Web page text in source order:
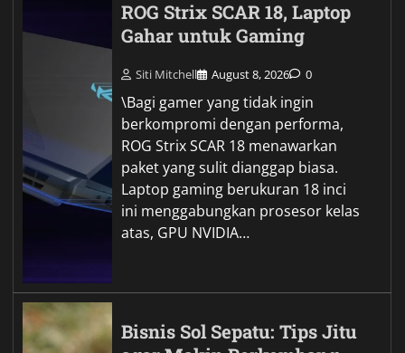
ROG Strix SCAR 18, Laptop
Gahar untuk Gaming
Siti Mitchell August 8, 2026 0
\Bagi gamer yang tidak ingin
berkompromi dengan performa,
ROG Strix SCAR 18 menawarkan
paket yang sulit dianggap biasa.
Laptop gaming berukuran 18 inci
ini menggabungkan prosesor kelas
atas, GPU NVIDIA…
Bisnis Sol Sepatu: Tips Jitu